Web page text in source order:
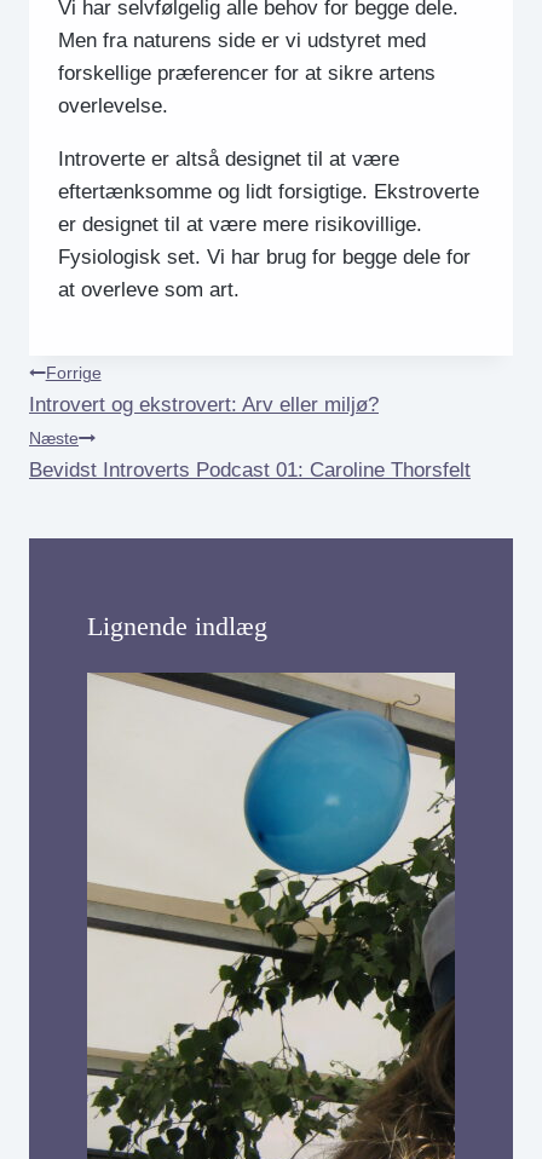
Vi har selvfølgelig alle behov for begge dele.
Men fra naturens side er vi udstyret med
forskellige præferencer for at sikre artens
overlevelse.
Introverte er altså designet til at være
eftertænksomme og lidt forsigtige. Ekstroverte
er designet til at være mere risikovillige.
Fysiologisk set. Vi har brug for begge dele for
at overleve som art.
Indlægsnavigation
Forrige
Introvert og ekstrovert: Arv eller miljø?
Næste
Bevidst Introverts Podcast 01: Caroline Thorsfelt
Lignende indlæg